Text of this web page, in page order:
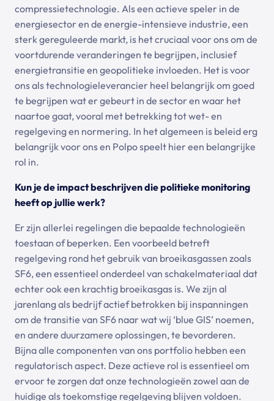
compressietechnologie. Als een actieve speler in de
energiesector en de energie-intensieve industrie, een
sterk gereguleerde markt, is het cruciaal voor ons om de
voortdurende veranderingen te begrijpen, inclusief
energietransitie en geopolitieke invloeden. Het is voor
ons als technologieleverancier heel belangrijk om goed
te begrijpen wat er gebeurt in de sector en waar het
naartoe gaat, vooral met betrekking tot wet- en
regelgeving en normering. In het algemeen is beleid erg
belangrijk voor ons en Polpo speelt hier een belangrijke
rol in.
Kun je de impact beschrijven die politieke monitoring
heeft op jullie werk?
Er zijn allerlei regelingen die bepaalde technologieën
toestaan of beperken. Een voorbeeld betreft
regelgeving rond het gebruik van broeikasgassen zoals
SF6, een essentieel onderdeel van schakelmateriaal dat
echter ook een krachtig broeikasgas is. We zijn al
jarenlang als bedrijf actief betrokken bij inspanningen
om de transitie van SF6 naar wat wij ‘blue GIS’ noemen,
en andere duurzamere oplossingen, te bevorderen.
Bijna alle componenten van ons portfolio hebben een
regulatorisch aspect. Deze actieve rol is essentieel om
ervoor te zorgen dat onze technologieën zowel aan de
huidige als toekomstige regelgeving blijven voldoen.